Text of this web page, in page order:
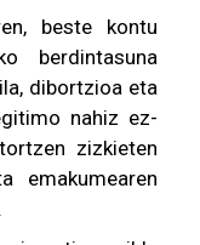
beste kontu
berdintasuna
dibortzioa eta
nahiz ez-
zizkieten
emakumearen